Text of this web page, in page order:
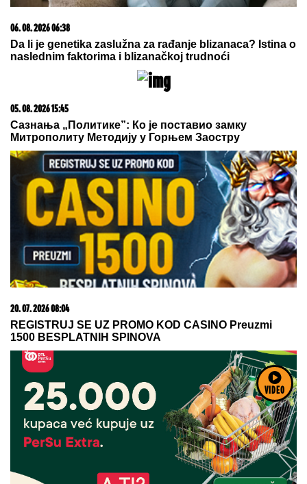
VIDEO
Komfor po meri klijenata: nova linija paketa ALTA
banke
06. 08. 2026 23:02
planira napade lažnim ukrajinskim dronovima na